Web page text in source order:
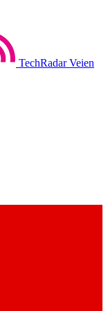
TechRadar Veien